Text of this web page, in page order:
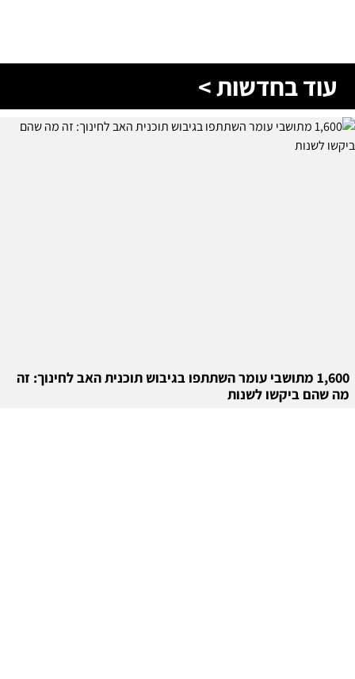
עוד בחדשות >
1,600 מתושבי עומר השתתפו בגיבוש תוכנית האב לחינוך: זה
מה שהם ביקשו לשנות